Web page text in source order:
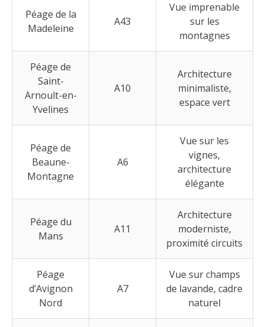
Péage de la
Madeleine
A43
Vue imprenable
sur les
montagnes
Péage de
Saint-
Arnoult-en-
Yvelines
A10
Architecture
minimaliste,
espace vert
Péage de
Beaune-
Montagne
A6
Vue sur les
vignes,
architecture
élégante
Péage du
Mans
A11
Architecture
moderniste,
proximité circuits
Péage
d’Avignon
Nord
A7
Vue sur champs
de lavande, cadre
naturel